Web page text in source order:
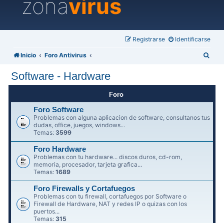
zonavirus
Identificarse
Registrarse
Inicio Foro Antivirus
Software - Hardware
Foro
Foro Software
Problemas con alguna aplicacion de software, consultanos tus
dudas, office, juegos, windows...
Temas: 3599
Foro Hardware
Problemas con tu hardware... discos duros, cd-rom,
memoria, procesador, tarjeta grafica...
Temas:1689
Foro Firewalls y Cortafuegos
Problemas con tu firewall, cortafuegos por Software o
Firewall de Hardware, NAT y redes IP o quizas con los
puertos...
Temas:315